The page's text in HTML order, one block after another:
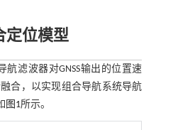
定位模型
航滤波器对GNSS输出的位置速
合，以实现组合导航系统导航
图1所示。